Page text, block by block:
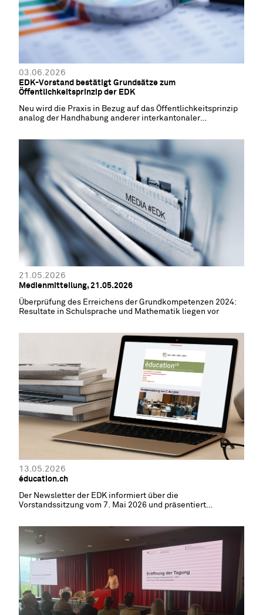
03.06.2026
EDK-Vorstand bestätigt Grundsätze zum
Öffentlichkeitsprinzip der EDK
Neu wird die Praxis in Bezug auf das Öffentlichkeitsprinzip
analog der Handhabung anderer interkantonaler
21.05.2026
Medienmitteilung, 21.05.2026
Überprüfung des Erreichens der Grundkompetenzen 2024:
Resultate in Schulsprache und Mathematik liegen vor
13.05.2026
éducation.ch
Der Newsletter der EDK informiert über die
Vorstandssitzung vom 7. Mai 2026 und präsentiert